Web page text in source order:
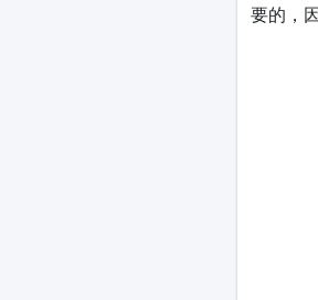
要的，